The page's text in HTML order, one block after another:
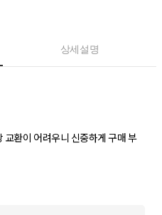
상세설명
교환이 어려우니 신중하게 구매 부